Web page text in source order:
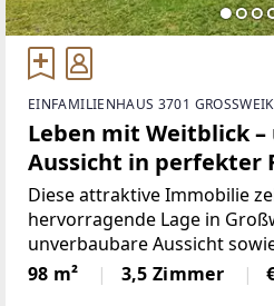
EINFAMILIENHAUS 3701
Leben mit Weitblick
Aussicht in perfekter
Diese attraktive Immobilie
hervorragende Lage in
unverbaubare Aussicht
Infrastruktur aus.
harmonische Mischung aus
98 m² 3,5 Zimmer